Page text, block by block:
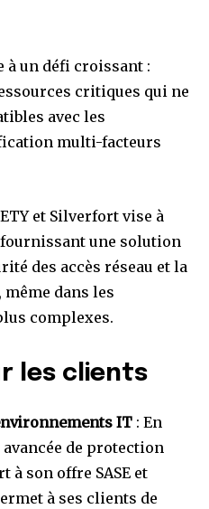
à un défi croissant :
critiques qui ne
avec les
multi-facteurs
et Silverfort vise à
une solution
des accès réseau et la
dans les
complexes.
les clients
IT : En
de protection
à son offre SASE et
à ses clients de